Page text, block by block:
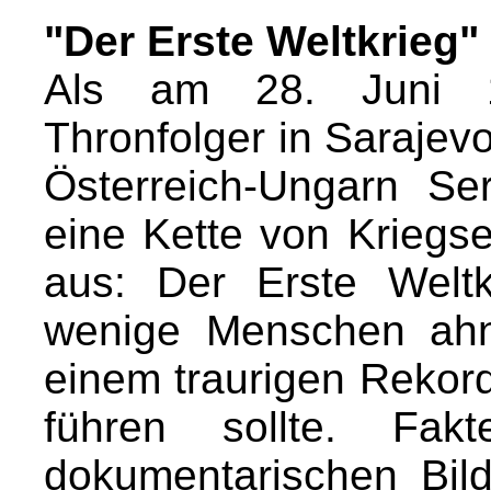
"Der Erste Weltkrieg"
Als am 28. Juni
Thronfolger in
Österreich-Ungarn
eine Kette von
aus: Der Erste
wenige Menschen
einem traurigen
führen sollte.
dokumentarischen